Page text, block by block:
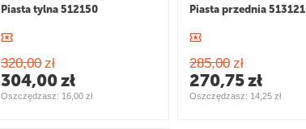
Piasta tylna 512150
320,00 zł
304,00zł
Oszczędzasz: 16,00 zł
Piasta przednia 513121
285,00 zł
270,75zł
Oszczędzasz: 14,25 zł